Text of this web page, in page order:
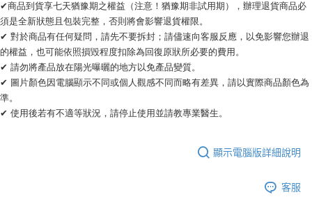
全家取貨付款
每筆NT$65，滿NT$2,000(含以上)免運費
7-11取貨付款
每筆NT$65，滿NT$2,000(含以上)免運費
宅配
每筆NT$100，滿NT$2,000(含以上)免運費
✔商品到貨享七天猶豫期之權益（注意！猶豫期非試用期），辦理退貨商品必
須是全新狀態且包裝完整，否則將會影響退貨權限。
✔ 對於商品有任何疑問，請先不要拆封；請儘速向客服反應，以免影響您辦退
的權益，也可能依照損毀程度扣除為回復原狀所必要的費用。
✔ 請勿將產品放在陽光曝曬的地方以免產品變質。
✔ 圖片顏色因電腦顯示不同或個人觀感不同而略有差異，請以實際商品顏色為
準。
✔ 使用後若有不適等狀況，請停止使用並請教專業醫生。
顯示電腦版詳細說明
客服